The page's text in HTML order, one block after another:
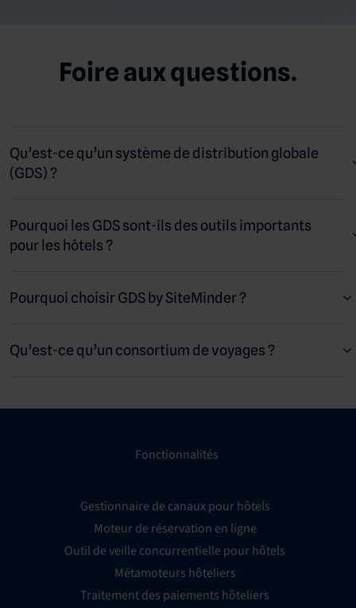
Foire aux questions.
Qu’est-ce qu’un système de distribution globale
(GDS) ?
distribution system » en anglais) est un réseau qui permet aux
agences de voyage et autres acteurs du secteur d’accéder à des
au même endroit, sous un seul numéro PNR. Le prix et la
inventaire actualisé en temps réel.
Pourquoi les GDS sont-ils des outils importants
pour les hôtels ?
Pourquoi choisir GDS by SiteMinder ?
Qu’est-ce qu’un consortium de voyages ?
Fonctionnalités
Gestionnaire de canaux pour hôtels
Moteur de réservation en ligne
Outil de veille concurrentielle pour hôtels
Métamoteurs hôteliers
Traitement des paiements hôteliers